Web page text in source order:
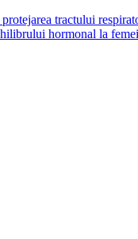
tractului
hormonal la